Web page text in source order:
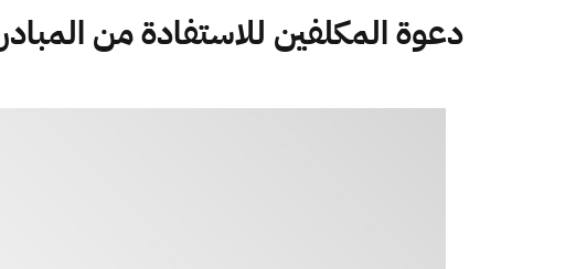
بحث
دعوة المكلفين للاستفادة من